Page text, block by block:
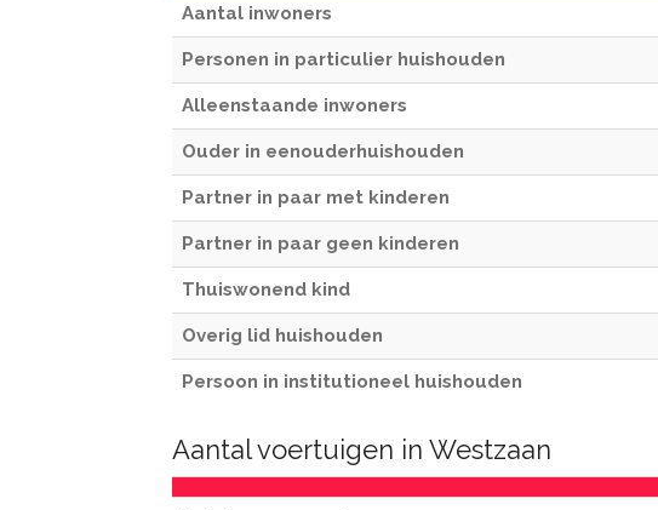
Aantal inwoners
Personen in particulier huishouden
Alleenstaande inwoners
Ouder in eenouderhuishouden
Partner in paar met kinderen
Partner in paar geen kinderen
Thuiswonend kind
Overig lid huishouden
Persoon in institutioneel huishouden
Aantal voertuigen in Westzaan